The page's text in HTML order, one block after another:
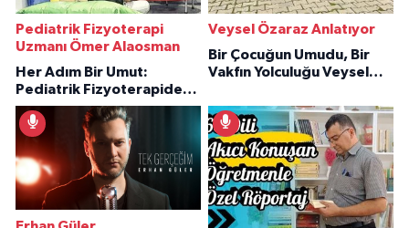
Pediatrik Fizyoterapi
Uzmanı Ömer Alaosman
Her Adım Bir Umut:
Pediatrik Fizyoterapiden
İlham Veren Hikâyeler
Veysel Özaraz Anlatıyor
Bir Çocuğun Umudu, Bir
Vakfın Yolculuğu Veysel